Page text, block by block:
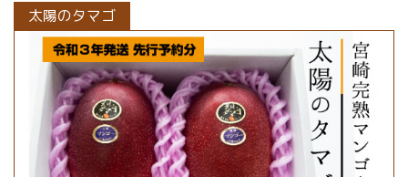
太陽のタマゴ